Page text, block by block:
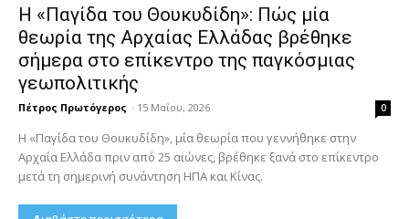
Η «Παγίδα του Θουκυδίδη»: Πώς μία
θεωρία της Αρχαίας Ελλάδας βρέθηκε
σήμερα στο επίκεντρο της παγκόσμιας
γεωπολιτικής
Πέτρος Πρωτόγερος - 15 Μαΐου, 2026 0
Η «Παγίδα του Θουκυδίδη», μία θεωρία που γεννήθηκε στην
Αρχαία Ελλάδα πριν από 25 αιώνες, βρέθηκε ξανά στο επίκεντρο
μετά τη σημερινή συνάντηση ΗΠΑ και Κίνας.